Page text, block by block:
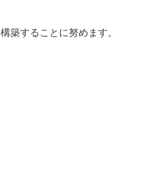
築することに努めます。